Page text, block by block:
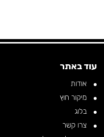
KAPARA •
מיקור חוץ
צרו קשר